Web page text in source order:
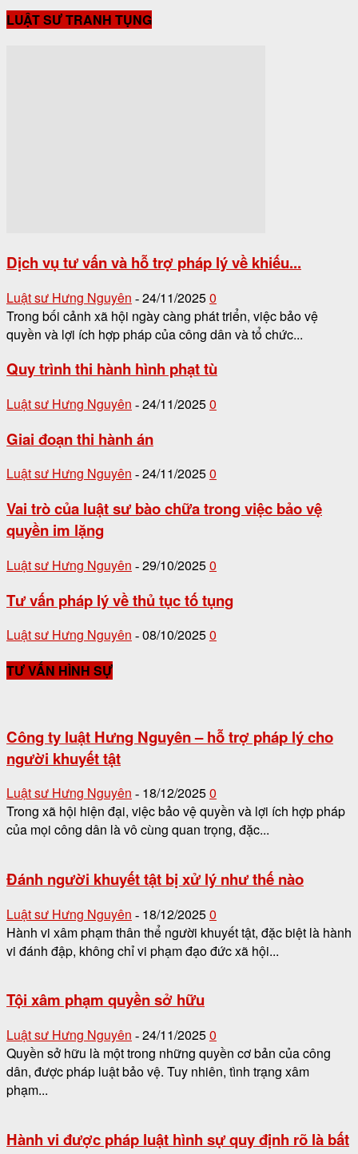
LUẬT SƯ TRANH TỤNG
Dịch vụ tư vấn và hỗ trợ pháp lý về khiếu...
Luật sư Hưng Nguyên - 24/11/20250
Trong bối cảnh xã hội ngày càng phát triển, việc bảo vệ
quyền và lợi ích hợp pháp của công dân và tổ chức...
Quy trình thi hành hình phạt tù
Luật sư Hưng Nguyên - 24/11/20250
Giai đoạn thi hành án
Luật sư Hưng Nguyên - 24/11/20250
Vai trò của luật sư bào chữa trong việc bảo vệ
quyền im lặng
Luật sư Hưng Nguyên - 29/10/20250
Tư vấn pháp lý về thủ tục tố tụng
Luật sư Hưng Nguyên - 08/10/20250
TƯ VẤN HÌNH SỰ
Công ty luật Hưng Nguyên – hỗ trợ pháp lý cho
người khuyết tật
Luật sư Hưng Nguyên - 18/12/20250
Trong xã hội hiện đại, việc bảo vệ quyền và lợi ích hợp pháp
của mọi công dân là vô cùng quan trọng, đặc...
Đánh người khuyết tật bị xử lý như thế nào
Luật sư Hưng Nguyên - 18/12/20250
Hành vi xâm phạm thân thể người khuyết tật, đặc biệt là hành
vi đánh đập, không chỉ vi phạm đạo đức xã hội...
Tội xâm phạm quyền sở hữu
Luật sư Hưng Nguyên - 24/11/20250
Quyền sở hữu là một trong những quyền cơ bản của công
dân, được pháp luật bảo vệ. Tuy nhiên, tình trạng xâm
phạm...
Hành vi được pháp luật hình sự quy định rõ là bất